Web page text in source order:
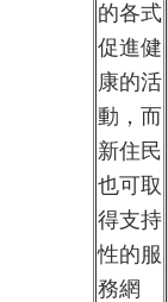
的各式
促進健
康的活
動，而
新住民
也可取
得支持
性的服
務網